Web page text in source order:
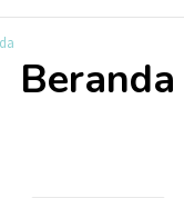
Beranda